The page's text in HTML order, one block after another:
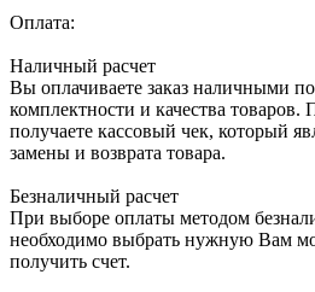
Оплата:
Наличный расчет
Вы оплачиваете заказ наличными
комплектности и качества
получаете кассовый чек, который
замены и возврата товара.
Безналичный расчет
При выборе оплаты методом
необходимо выбрать нужную Вам
получить счет.